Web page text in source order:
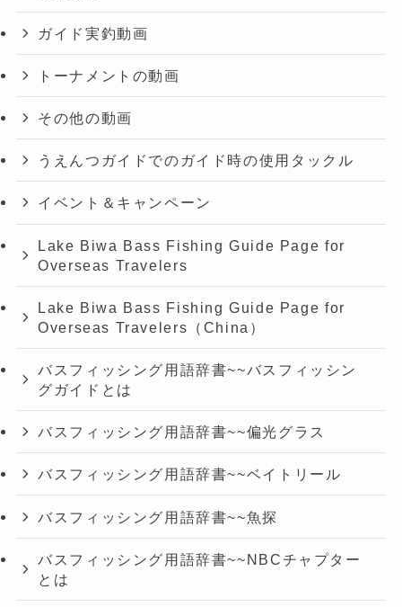
ガイド実釣動画
トーナメントの動画
その他の動画
うえんつガイドでのガイド時の使用タックル
イベント＆キャンペーン
Lake Biwa Bass Fishing Guide Page for
Overseas Travelers
Lake Biwa Bass Fishing Guide Page for
Overseas Travelers（China）
バスフィッシング用語辞書~~バスフィッシン
グガイドとは
バスフィッシング用語辞書~~偏光グラス
バスフィッシング用語辞書~~ベイトリール
バスフィッシング用語辞書~~魚探
バスフィッシング用語辞書~~NBCチャプター
とは